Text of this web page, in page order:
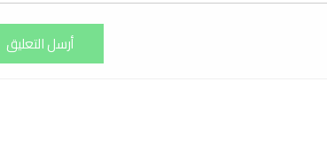
أرسل التعليق